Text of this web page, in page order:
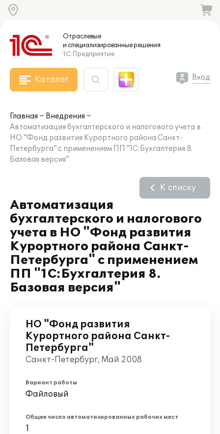
Отраслевые
и специализированныерешения
1С:Предприятие
Каталог Вход
Главная
Внедрения
Автоматизация бухгалтерского и налогового учета в
НО "Фонд развития Курортного района Санкт-
Петербурга" с применением ПП "1С:Бухгалтерия 8.
Базовая версия"
Автоматизация
бухгалтерского и налогового
учета в НО "Фонд развития
Курортного района Санкт-
Петербурга" с применением
ПП "1С:Бухгалтерия 8.
Базовая версия"
К списку
НО "Фонд развития
Курортного района Санкт-
Петербурга"
Санкт-Петербург, Май 2008
Вариант работы
Файловый
Общее число автоматизированных рабочих мест
1